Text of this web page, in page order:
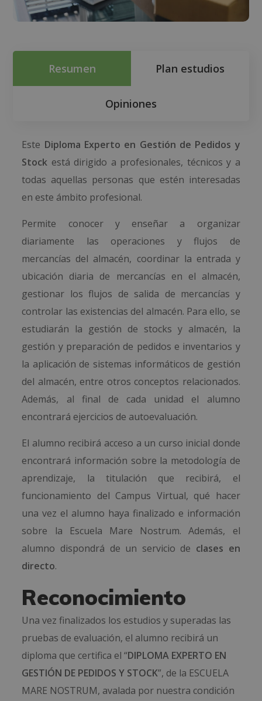
Resumen Plan estudios
Opiniones
Este Diploma Experto en Gestión de Pedidos y
Stock está dirigido a profesionales, técnicos y a
todas aquellas personas que estén interesadas
en este ámbito profesional.
Permite conocer y enseñar a organizar
diariamente las operaciones y flujos de
mercancías del almacén, coordinar la entrada y
ubicación diaria de mercancías en el almacén,
gestionar los flujos de salida de mercancías y
controlar las existencias del almacén. Para ello, se
estudiarán la gestión de stocks y almacén, la
gestión y preparación de pedidos e inventarios y
la aplicación de sistemas informáticos de gestión
del almacén, entre otros conceptos relacionados.
Además, al final de cada unidad el alumno
encontrará ejercicios de autoevaluación.
El alumno recibirá acceso a un curso inicial donde
encontrará información sobre la metodología de
aprendizaje, la titulación que recibirá, el
funcionamiento del Campus Virtual, qué hacer
una vez el alumno haya finalizado e información
sobre la Escuela Mare Nostrum. Además, el
alumno dispondrá de un servicio de clases en
directo.
Reconocimiento
Una vez finalizados los estudios y superadas las
pruebas de evaluación, el alumno recibirá un
diploma que certifica el “DIPLOMA EXPERTO EN
GESTIÓN DE PEDIDOS Y STOCK”, de la ESCUELA
MARE NOSTRUM, avalada por nuestra condición